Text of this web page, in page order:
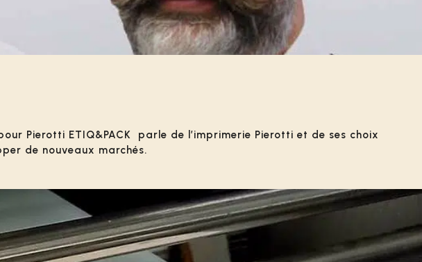
Pierotti ETIQ&PACK parle de l’imprimerie Pierotti et de ses choix
de nouveaux marchés.